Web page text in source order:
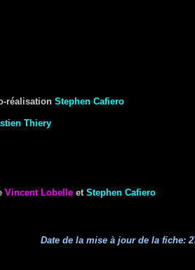
réalisation Stephen Cafiero
Thiery
Vincent Lobelle et Stephen Cafiero
Date de la mise à jour de la fiche: